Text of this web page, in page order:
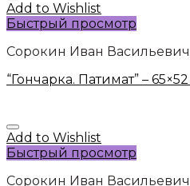
Add to Wishlist
Быстрый просмотр
Сорокин Иван Васильевич
“Гончарка. Патимат” –
Add to Wishlist
Быстрый просмотр
Сорокин Иван Васильевич